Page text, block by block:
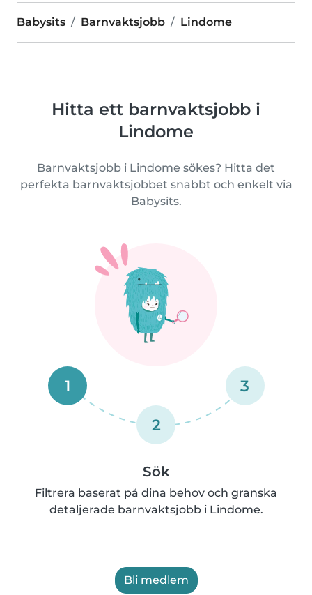
Babysits Barnvaktsjobb Lindome
Hitta ett barnvaktsjobb i
Lindome
Barnvaktsjobb i Lindome sökes? Hitta det
perfekta barnvaktsjobbet snabbt och enkelt via
Babysits.
1
2
3
Sök
Filtrera baserat på dina behov och granska
detaljerade barnvaktsjobb i Lindome.
Bli medlem